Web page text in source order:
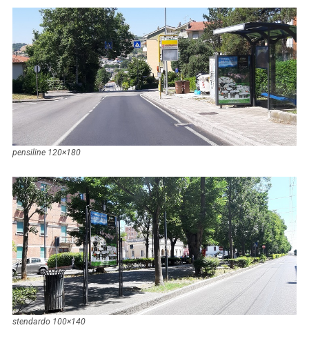
pensiline 120×180
stendardo 100×140